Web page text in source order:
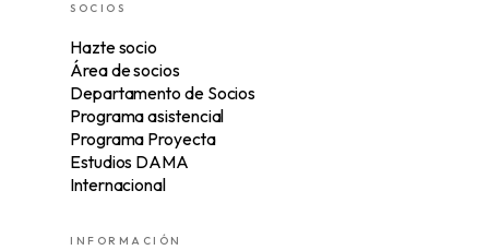
SOCIOS
Hazte socio
Área de socios
Departamento de Socios
Programa asistencial
Programa Proyecta
Estudios DAMA
Internacional
INFORMACIÓN